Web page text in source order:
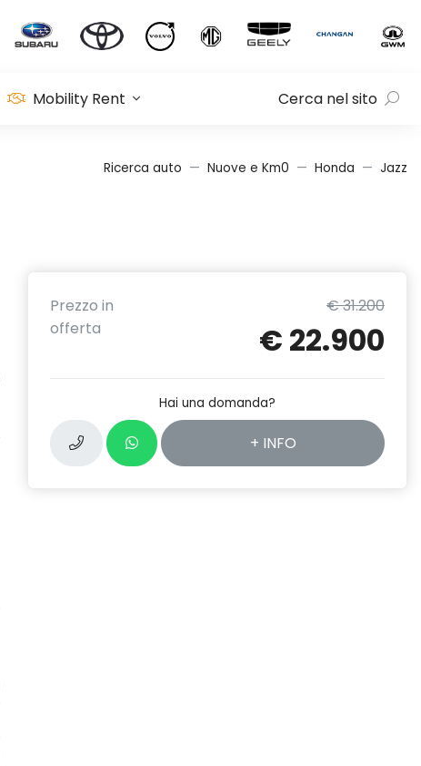
Mobility Rent Cerca nel sito
Ricerca auto Nuove e Km0 Honda Jazz
Prezzo in
offerta
€ 31.200
€ 22.900
Hai una domanda?
+ INFO